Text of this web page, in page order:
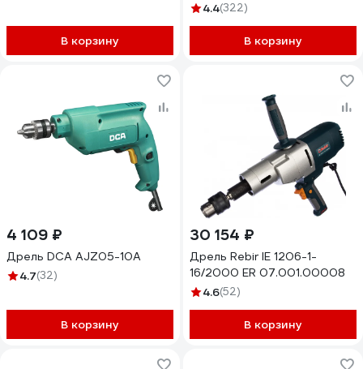
В корзину
4.4(322)
В корзину
4 109 ₽
Дрель DCA AJZ05-10A
4.7(32)
В корзину
30 154 ₽
Дрель Rebir IE 1206-1-
16/2000 ЕR 07.001.00008
4.6(52)
В корзину